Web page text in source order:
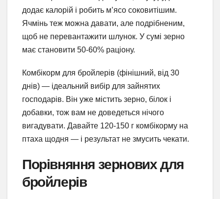
додає калорій і робить м’ясо соковитішим.
Ячмінь теж можна давати, але подрібненим,
щоб не перевантажити шлунок. У сумі зерно
має становити 50-60% раціону.
Комбікорм для бройлерів (фінішний, від 30
днів) — ідеальний вибір для зайнятих
господарів. Він уже містить зерно, білок і
добавки, тож вам не доведеться нічого
вигадувати. Давайте 120-150 г комбікорму на
птаха щодня — і результат не змусить чекати.
Порівняння зернових для
бройлерів